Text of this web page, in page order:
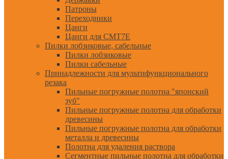
Патроны
Переходники
Цанги
Цанги для CMT7E
Пилки лобзиковые, сабельные
Пилки лобзиковые
Пилки сабельные
Принадлежности для мультифункционального
резака
Пильные погружные полотна "японский
зуб"
Пильные погружные полотна для обработки
древесины
Пильные погружные полотна для обработки
металла и древесины
Полотна для удаления раствора
Сегментные пильные полотна для обработки